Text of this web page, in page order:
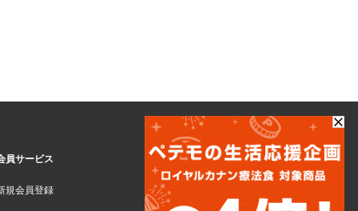
員サービス
規会員登録